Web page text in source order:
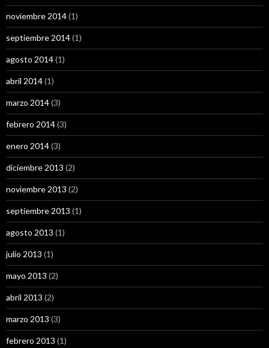
noviembre 2014(1)
septiembre 2014(1)
agosto 2014(1)
abril 2014(1)
marzo 2014(3)
febrero 2014(3)
enero 2014(3)
diciembre 2013 (2)
noviembre 2013 (2)
septiembre 2013 (1)
agosto 2013 (1)
julio 2013 (1)
mayo 2013 (2)
abril 2013 (2)
marzo 2013 (3)
febrero 2013 (1)